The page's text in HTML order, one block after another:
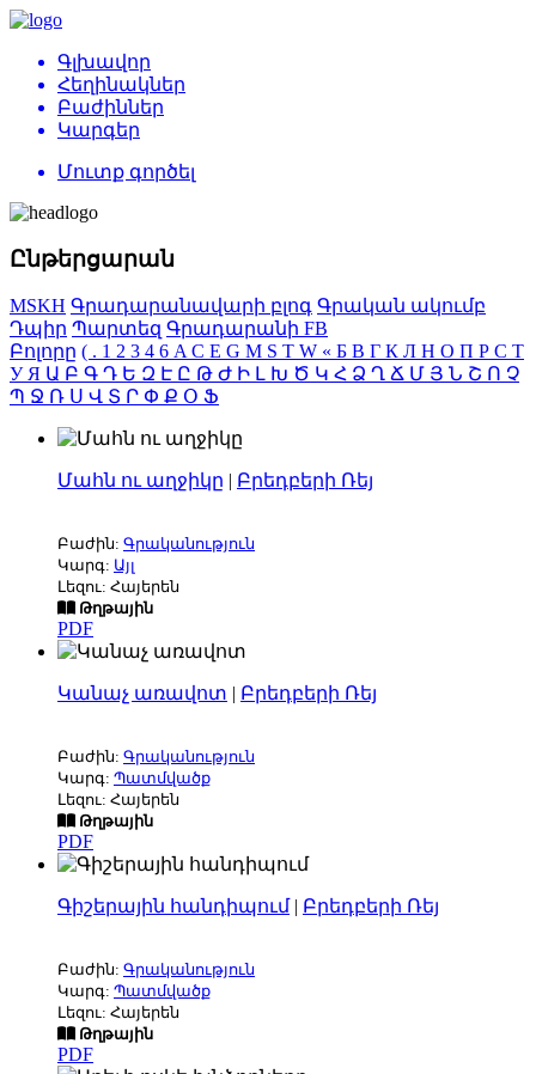
Գլխավոր
Հեղինակներ
Բաժիններ
Կարգեր
Մուտք գործել
Ընթերցարան
MSKH Գրադարանավարի բլոգ Գրական ակումբ
Դպիր Պարտեզ Գրադարանի FB
Բոլորը ( . 1 2 3 4 6 AC E G M S T W « Б В Г К Л Н О П Р С Т
УЯ Ա Բ Գ Դ Ե Զ Է Ը Թ Ժ Ի Լ Խ Ծ Կ Հ Ձ Ղ Ճ Մ Յ Ն Շ Ո Չ
Պ Ջ Ռ Ս Վ Տ Ր Փ Ք Օ Ֆ
Մահն ու աղջիկը | Բրեդբերի Ռեյ
Բաժին: Գրականություն
Կարգ: Այլ
Լեզու: Հայերեն
Թղթային
PDF
Կանաչ առավոտ | Բրեդբերի Ռեյ
Բաժին: Գրականություն
Կարգ: Պատմվածք
Լեզու: Հայերեն
Թղթային
PDF
Գիշերային հանդիպում| Բրեդբերի Ռեյ
Բաժին: Գրականություն
Կարգ: Պատմվածք
Լեզու: Հայերեն
Թղթային
PDF